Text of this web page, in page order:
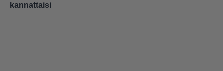
kannattaisi